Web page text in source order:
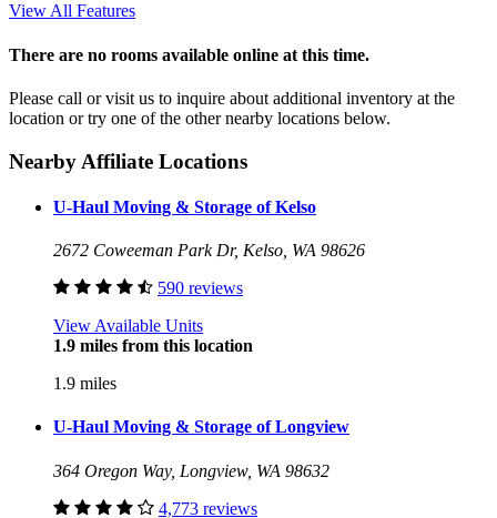
View All Features
There are no rooms available online at this time.
Please call or visit us to inquire about additional inventory at the
location or try one of the other nearby locations below.
Nearby Affiliate Locations
U-Haul Moving & Storage of Kelso
2672 Coweeman Park Dr, Kelso, WA 98626
590 reviews
View Available Units
1.9 miles from this location
1.9 miles
U-Haul Moving & Storage of Longview
364 Oregon Way, Longview, WA 98632
4,773 reviews